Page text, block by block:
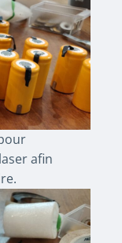
afin